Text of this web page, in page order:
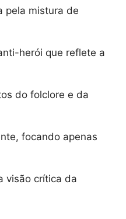
pela mistura de
herói que reflete a
do folclore e da
focando apenas
visão crítica da